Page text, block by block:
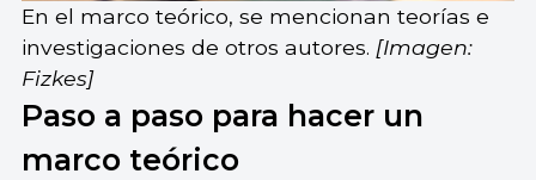
En el marco teórico, se mencionan teorías e
investigaciones de otros autores. [Imagen:
Fizkes]
Paso a paso para hacer un
marco teórico